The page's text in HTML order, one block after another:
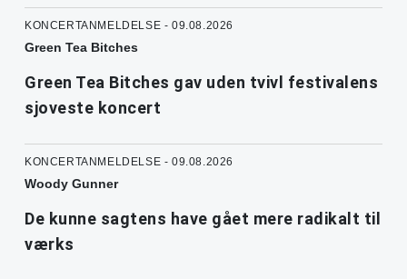
KONCERTANMELDELSE - 09.08.2026
Green Tea Bitches
Green Tea Bitches gav uden tvivl festivalens
sjoveste koncert
KONCERTANMELDELSE - 09.08.2026
Woody Gunner
De kunne sagtens have gået mere radikalt til
værks